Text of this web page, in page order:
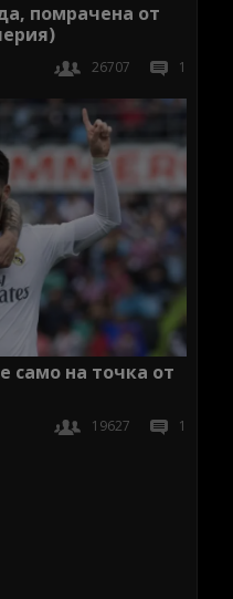
помрачена от
26707 1
само на точка от
19627 1